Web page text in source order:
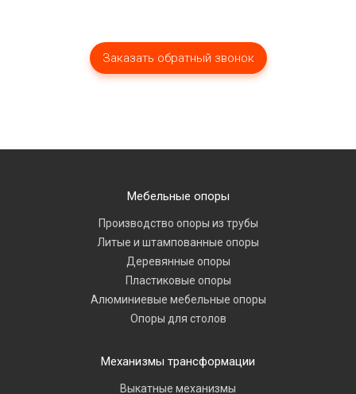
Мебельные опоры
Производство опоры из трубы
Литые и штампованные опоры
Деревянные опоры
Пластиковые опоры
Алюминиевые мебельные опоры
Опоры для столов
Механизмы трансформации
Выкатные механизмы